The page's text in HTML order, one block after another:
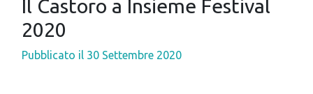
Il Castoro a Insieme Festival
2020
Pubblicato il 30 Settembre 2020